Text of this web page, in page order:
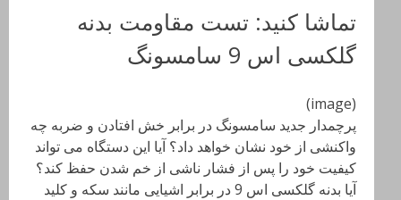
تماشا کنید: تست مقاومت بدنه
گلکسی اس 9 سامسونگ
(image)
پرچمدار جدید سامسونگ در برابر خش افتادن و ضربه چه
واکنشی از خود نشان خواهد داد؟ آیا این دستگاه می تواند
کیفیت خود را پس از فشار ناشی از خم شدن حفظ کند؟
آیا بدنه گلکسی اس 9 در برابر اشیایی مانند سکه و کلید